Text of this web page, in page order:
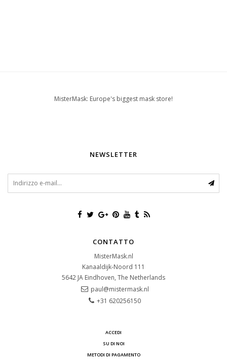
MisterMask: Europe's biggest mask store!
NEWSLETTER
CONTATTO
MisterMask.nl
Kanaaldijk-Noord 111
5642 JA Eindhoven, The Netherlands
paul@mistermask.nl
+31 620256150
ACCEDI
SU DI NOI
METODI DI PAGAMENTO